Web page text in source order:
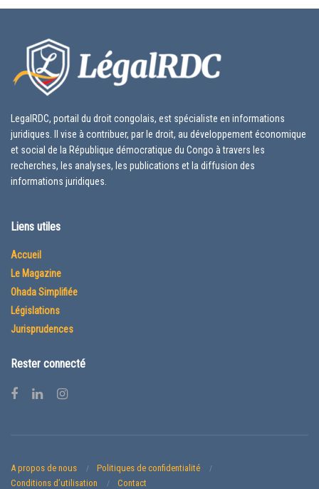
LegalRDC, portail du droit congolais, est spécialiste en informations
juridiques. Il vise à contribuer, par le droit, au développement économique
et social de la République démocratique du Congo à travers les
recherches, les analyses, les publications et la diffusion des
informations juridiques.
Liens utiles
Accueil
Le Magazine
Ohada Simplifiée
Législations
Jurisprudences
Rester connecté
A propos de nous
Politiques de confidentialité
Conditions d’utilisation
Contact